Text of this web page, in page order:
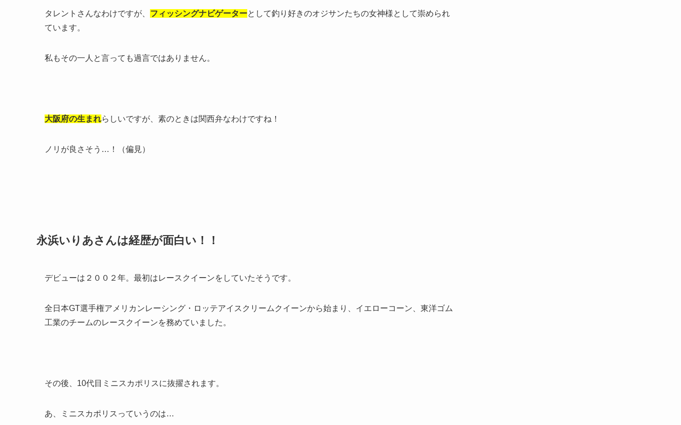
タレントさんなわけですが、 フィッシングナビゲーターとして釣り好きのオジサンたちの女神様として崇められ
ています。
私もその一人と言っても過言ではありません。
大阪府の生まれらしいですが、素のときは関西弁なわけですね！
ノリが良さそう…！（偏見）
永浜いりあさんは経歴が面白い！！
デビューは２００２年。最初はレースクイーンをしていたそうです。
全日本GT選手権アメリカンレーシング・ロッテアイスクリームクイーンから始まり、イエローコーン、東洋ゴム
工業のチームのレースクイーンを務めていました。
その後、10代目ミニスカポリスに抜擢されます。
あ、ミニスカポリスっていうのは…